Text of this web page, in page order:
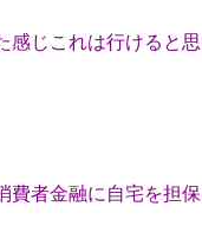
感じこれは行けると
費者金融に自宅を担